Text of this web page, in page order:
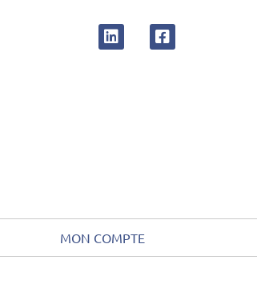
MON COMPTE